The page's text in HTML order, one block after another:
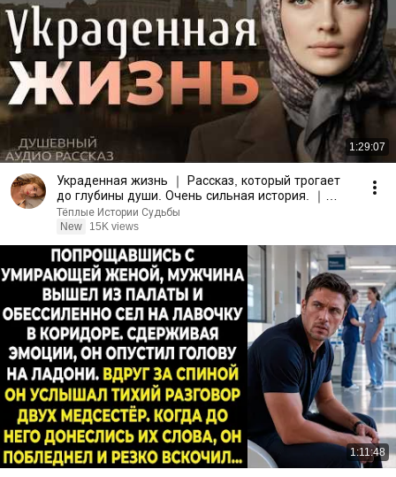
1:29:07
Украденная жизнь ｜ Рассказ, который трогает
до глубины души. Очень сильная история. ｜
Аудио рассказ
Тёплые Истории Судьбы
New
15K views
1:11:48